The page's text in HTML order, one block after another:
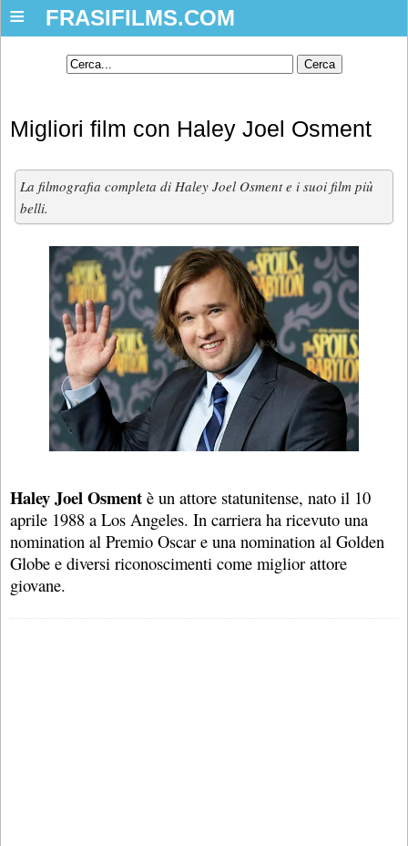
FRASIFILMS.COM
≡
Migliori film con Haley Joel Osment
La filmografia completa di Haley Joel Osment e i suoi film più
belli.
Haley Joel Osment è un attore statunitense, nato il 10
aprile 1988 a Los Angeles. In carriera ha ricevuto una
nomination al Premio Oscar e una nomination al Golden
Globe e diversi riconoscimenti come miglior attore
giovane.